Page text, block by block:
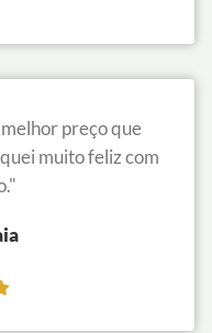
preço que
muito feliz com